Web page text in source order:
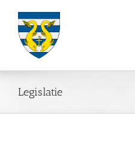
content
Legislatie